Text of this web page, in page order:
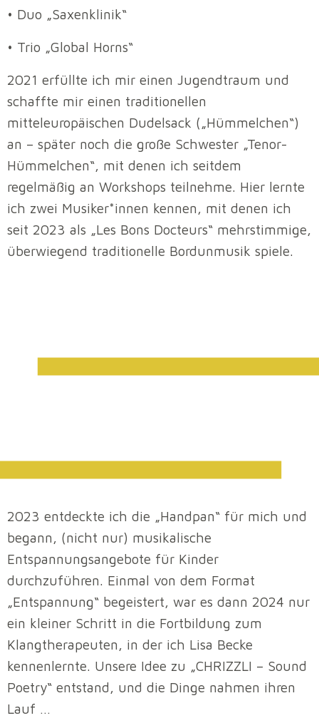
• Duo „Saxenklinik“
• Trio „Global Horns“
2021 erfüllte ich mir einen Jugendtraum und
schaffte mir einen traditionellen
mitteleuropäischen Dudelsack („Hümmelchen“)
an – später noch die große Schwester „Tenor-
Hümmelchen“, mit denen ich seitdem
regelmäßig an Workshops teilnehme. Hier lernte
ich zwei Musiker*innen kennen, mit denen ich
seit 2023 als „Les Bons Docteurs“ mehrstimmige,
überwiegend traditionelle Bordunmusik spiele.
2023 entdeckte ich die „Handpan“ für mich und
begann, (nicht nur) musikalische
Entspannungsangebote für Kinder
durchzuführen. Einmal von dem Format
„Entspannung“ begeistert, war es dann 2024 nur
ein kleiner Schritt in die Fortbildung zum
Klangtherapeuten, in der ich Lisa Becke
kennenlernte. Unsere Idee zu „CHRIZZLI – Sound
Poetry“ entstand, und die Dinge nahmen ihren
Lauf …